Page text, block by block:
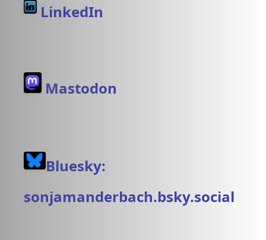
LinkedIn
Mastodon
Bluesky:
sonjamanderbach.bsky.social